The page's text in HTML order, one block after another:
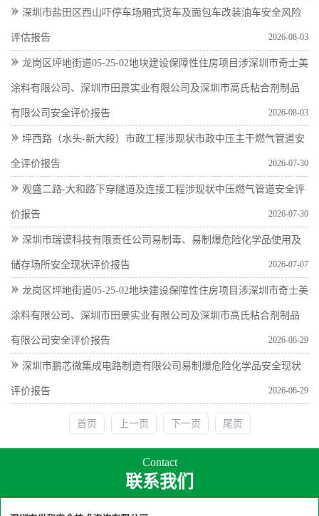
深圳市盐田区西山吓停车场厢式货车及面包车改装油车安全风险
评估报告 2026-08-03
龙岗区坪地街道05-25-02地块建设保障性住房项目涉深圳市奇士美
涂料有限公司、深圳市田景实业有限公司及深圳市高氏粘合剂制品
有限公司安全评价报告 2026-08-03
坪西路（水头-新大段）市政工程涉现状市政中压主干燃气管道安
全评价报告 2026-07-30
观盛二路-大和路下穿隧道及连接工程涉现状中压燃气管道安全评
价报告 2026-07-30
深圳市瑞谟科技有限责任公司易制毒、易制爆危险化学品使用及
储存场所安全现状评价报告 2026-07-07
龙岗区坪地街道05-25-02地块建设保障性住房项目涉深圳市奇士美
涂料有限公司、深圳市田景实业有限公司及深圳市高氏粘合剂制品
有限公司安全评价报告 2026-06-29
深圳市鹏芯微集成电路制造有限公司易制爆危险化学品安全现状
评价报告 2026-06-29
首页 上一页 下一页 尾页
Contact
联系我们